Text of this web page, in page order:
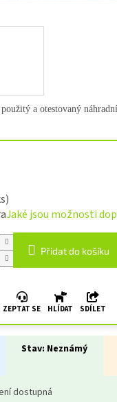
Jaké jsou možnosti
Přidat do košíku
ZEPTAT SE HLÍDAT SDÍLET
Stav: Neznámý
dostupná
a otestovaný